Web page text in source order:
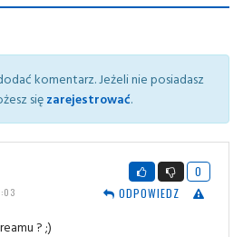
komentarz. Jeżeli nie posiadasz
sięzarejestrować.
0
ODPOWIEDZ
? ;)